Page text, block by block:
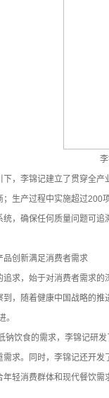
下，李锦记建立了贯穿全产
；生产过程中实施超过200
，确保任何质量问题可追
品创新满足消费者需求
追求，始于对消费者需求的
，随着健康中国战略的
。
钠饮食的需求，李锦记研
需求。同时，李锦记还开
年轻消费群体和现代餐饮